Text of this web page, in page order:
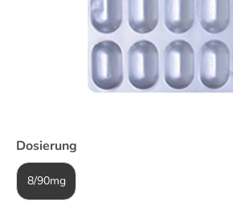
Dosierung
8/90mg